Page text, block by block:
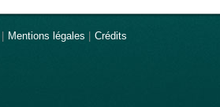
Mentions légales Crédits